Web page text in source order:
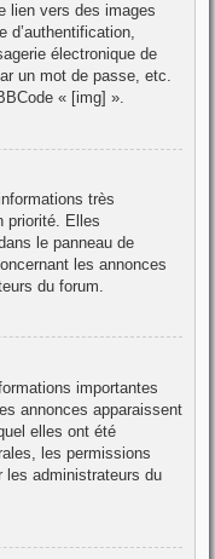
lien vers des images
d’authentification,
électronique de
un mot de passe, etc.
« [img] ».
très
priorité. Elles
le panneau de
les annonces
du forum.
importantes
annonces apparaissent
elles ont été
les permissions
les administrateurs du